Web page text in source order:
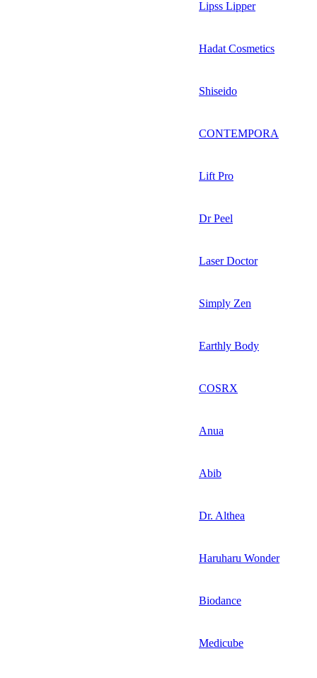
Lipss Lipper
Hadat Cosmetics
Shiseido
CONTEMPORA
Lift Pro
Dr Peel
Laser Doctor
Simply Zen
Earthly Body
COSRX
Anua
Abib
Dr. Althea
Haruharu Wonder
Biodance
Medicube